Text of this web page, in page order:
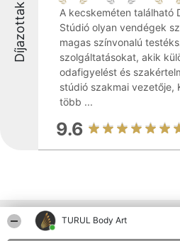
TURUL Body Art
Díjazottak
A kecskeméten található
Stúdió olyan vendégek
magas színvonalú
szolgáltatásokat, akik
odafigyelést és
stúdió szakmai vezetője,
több ...
9.6
Más cégek a